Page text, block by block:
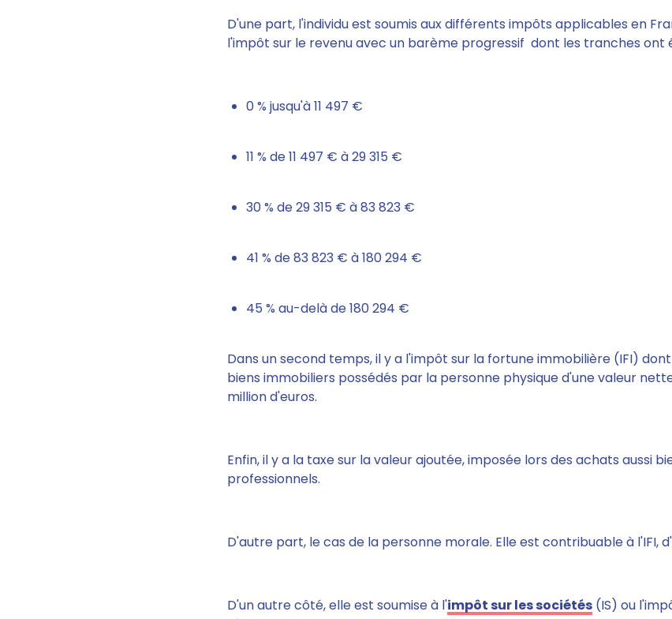
D'une part, l'individu est soumis aux différents impôts applicables en
l'impôt sur le revenu avec un barème progressif dont les tranches ont
0 % jusqu'à 11 497 €
11 % de 11 497 € à 29 315 €
30 % de 29 315 € à 83 823 €
41 % de 83 823 € à 180 294 €
45 % au-delà de 180 294 €
Dans un second temps, il y a l'impôt sur la fortune immobilière (IFI)
biens immobiliers possédés par la personne physique d'une valeur
million d'euros.
Enfin, il y a la taxe sur la valeur ajoutée, imposée lors des achats aussi
professionnels.
D'autre part, le cas de la personne morale. Elle est contribuable à l'IFI,
D'un autre côté, elle est soumise à l'impôt sur les sociétés (IS) ou